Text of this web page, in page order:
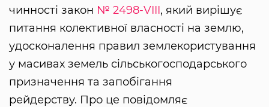
чинності закон № 2498-VIII, який вирішує
питання колективної власності на землю,
удосконалення правил землекористування
у масивах земель сільськогосподарського
призначення та запобігання
рейдерству. Про це повідомляє